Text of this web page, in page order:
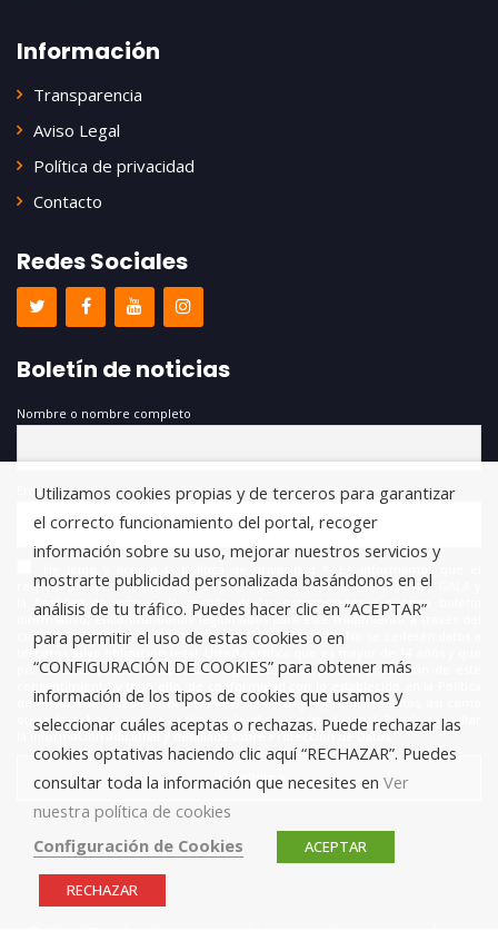
Información
Transparencia
Aviso Legal
Política de privacidad
Contacto
Redes Sociales
Boletín de noticias
Nombre o nombre completo
Email
responsable del tratamiento de estos datos es FUNDACIÓN ANTONIO GALA y
la finalidad de este es la gestión de las suscripciones a nuestro boletín
informativo, encontrándonos legitimados para este tratamiento a través del
consentimiento que nos está otorgando en este acto. No se cederán datos a
terceros salvo obligación legal. Usted certifica que es mayor de 14 años y que
por lo tanto posee la capacidad legal necesaria para la prestación de este
de Privacidad. Puede usted acceder, rectificar y suprimir los datos, así como
otros derechos, como se explica en la información adicional. Puede consultar
la información adicional y detallada sobre Protección de Datos.
Utilizamos cookies propias y de terceros para garantizar
el correcto funcionamiento del portal, recoger
información sobre su uso, mejorar nuestros servicios y
mostrarte publicidad personalizada basándonos en el
análisis de tu tráfico. Puedes hacer clic en “ACEPTAR”
para permitir el uso de estas cookies o en
“CONFIGURACIÓN DE COOKIES” para obtener más
información de los tipos de cookies que usamos y
seleccionar cuáles aceptas o rechazas. Puede rechazar las
cookies optativas haciendo clic aquí “RECHAZAR”. Puedes
consultar toda la información que necesites en Ver
nuestra política de cookies
Configuración de Cookies
ACEPTAR
RECHAZAR